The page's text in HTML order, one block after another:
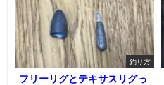
釣り方
フリーリグとテキサスリグっ